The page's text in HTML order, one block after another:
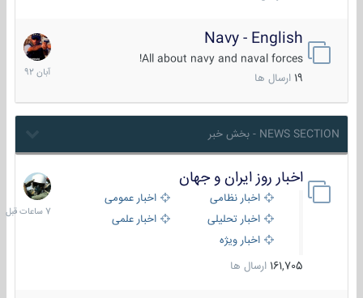
Navy - English
All about navy and naval forces!
ارسال ها
22
آبان
1392
NEWS SECTION - بخش خبر
اخبار روز ایران و جهان
اخبار نظامی
اخبار عمومی
اخبار تحلیلی
اخبار علمی
اخبار ویژه
161,705 ارسال ها
7
ساعات
قبل